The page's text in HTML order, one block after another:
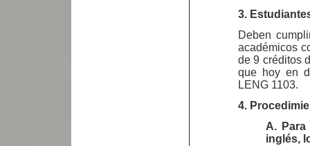
3.
Deben
académicos
de 9 créditos
que hoy en
LENG 1103.
4.
A.
inglés,